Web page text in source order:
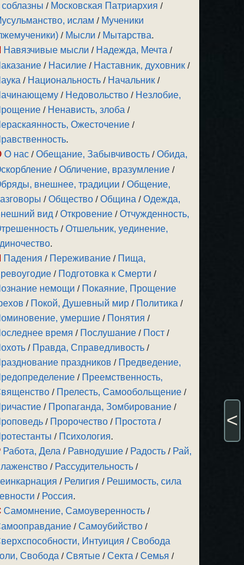
соблазны / Московская Патриархия /
ислам / Мученики
/ Мысли / Мытарства.
Навязчивые мысли / Надежда, Мечта /
/ Насилие / Наставник, духовник /
/ Национальность / Начальник /
/ Недовольство / Незлобие,
/ Ненависть, злоба /
Ожесточение /
.
О нас /Обещание, Забывчивость /Обида,
/Обличение, вразумление /
внешнее, традиции /Общение,
/Общество /Община /Одежда,
вид /Откровение /Отчужденность,
/Отшельник, уединение,
.
Падения / Переживание / Пища,
/ Подготовка к Смерти /
немощи / Покаяние, Прощение
/ Покой, Душевный мир / Политика /
умершие / Понятия /
время / Послушание / Пост /
/ Правда, Справедливость /
праздников / Предведение,
/ Преемственность,
/ Прелесть, Самообольщение /
/ Пропаганда, Зомбирование /
/ Пророчество / Простота /
/ Психология.
Работа, Дела / Равнодушие / Радость / Рай,
/ Рассудительность /
/ Религия / Решимость, сила
/ Россия.
Самомнение, Самоуверенность /
/Самоубийство /
Интуиция /Свобода
Свобода /Святые /Секта /Семья /
<